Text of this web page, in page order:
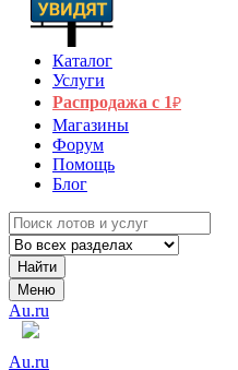
Каталог
Услуги
Распродажа с 1₽
Магазины
Форум
Помощь
Блог
Найти
Меню
Au.ru
Au.ru